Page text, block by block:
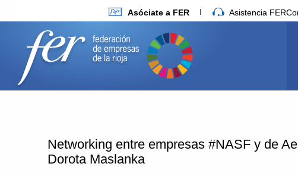
Asóciate a FER Asistencia
Networking entre empresas #NASF y de
Dorota Maslanka